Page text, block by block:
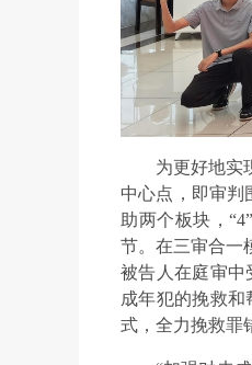
为更好地实
中心点，即审判
助两个板块，
节。在三审合一
被告人在庭审中
成年犯的挽救
式，全力挽救罪